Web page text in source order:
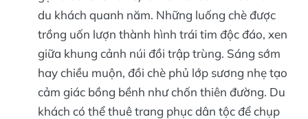
du khách quanh năm. Những luống chè được
trồng uốn lượn thành hình trái tim độc đáo, xen
giữa khung cảnh núi đồi trập trùng. Sáng sớm
hay chiều muộn, đồi chè phủ lớp sương nhẹ tạo
cảm giác bồng bềnh như chốn thiên đường. Du
khách có thể thuê trang phục dân tộc để chụp